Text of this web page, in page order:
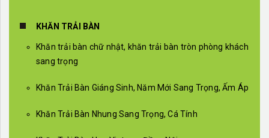
KHĂN TRẢI BÀN
Khăn trải bàn chữ nhật, khăn trải bàn tròn phòng khách
sang trọng
Khăn Trải Bàn Giáng Sinh, Năm Mới Sang Trọng, Ấm Áp
Khăn Trải Bàn Nhung Sang Trọng, Cá Tính